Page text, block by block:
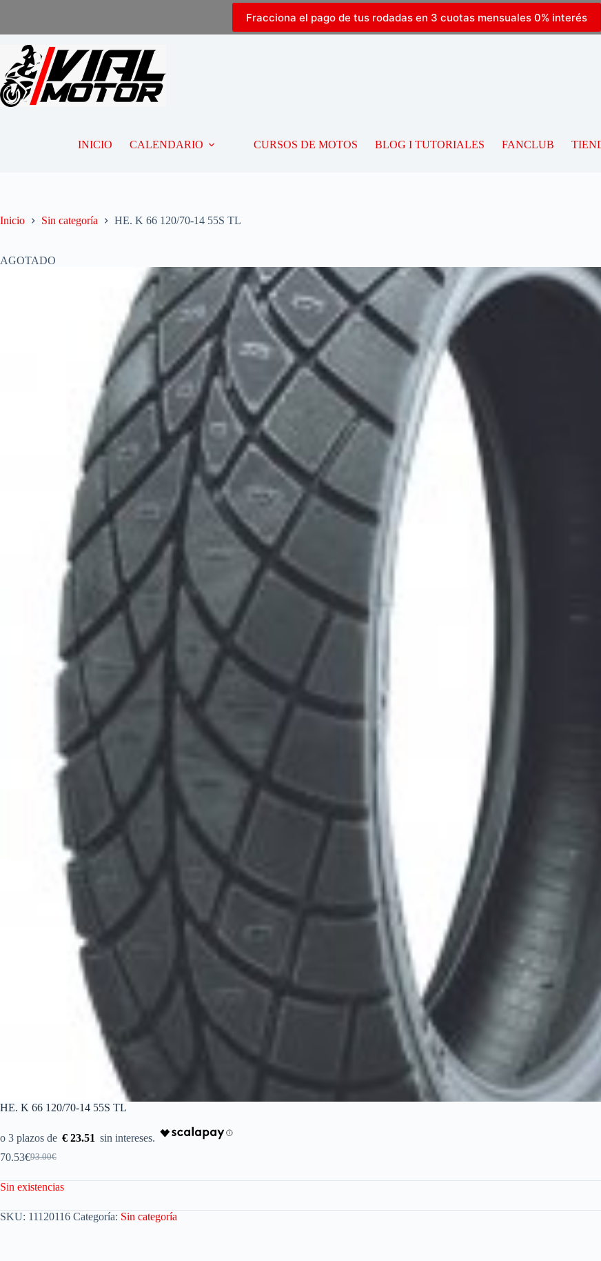
Fracciona el pago de tus rodadas en 3 cuotas mensuales 0% interés
INICIO CALENDARIO CURSOS DE MOTOS BLOG I TUTORIALES FANCLUB
Inicio Sin categoría HE. K 66 120/70-14 55S TL
AGOTADO
HE. K 66 120/70-14 55S TL
€ 23.51
93.00€
70.53€
Sin existencias
SKU: 11120116 Categoría: Sin categoría